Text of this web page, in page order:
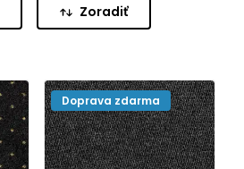
Zoradiť
Doprava zdarma